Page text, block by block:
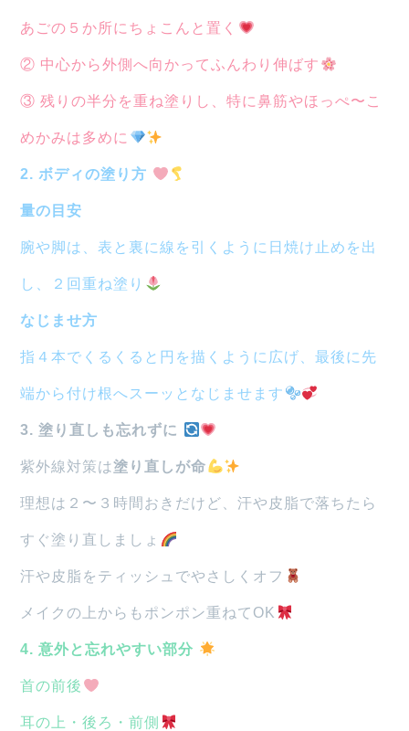
あごの５か所にちょこんと置く
② 中心から外側へ向かってふんわり伸ばす
③ 残りの半分を重ね塗りし、特に鼻筋やほっぺ〜こ
めかみは多めに
2. ボディの塗り方
量の目安
腕や脚は、表と裏に線を引くように日焼け止めを出
し、２回重ね塗り
なじませ方
指４本でくるくると円を描くように広げ、最後に先
端から付け根へスーッとなじませます
3. 塗り直しも忘れずに
紫外線対策は塗り直しが命
理想は２〜３時間おきだけど、汗や皮脂で落ちたら
すぐ塗り直しましょ
汗や皮脂をティッシュでやさしくオフ
メイクの上からもポンポン重ねてOK
4. 意外と忘れやすい部分
首の前後
耳の上・後ろ・前側